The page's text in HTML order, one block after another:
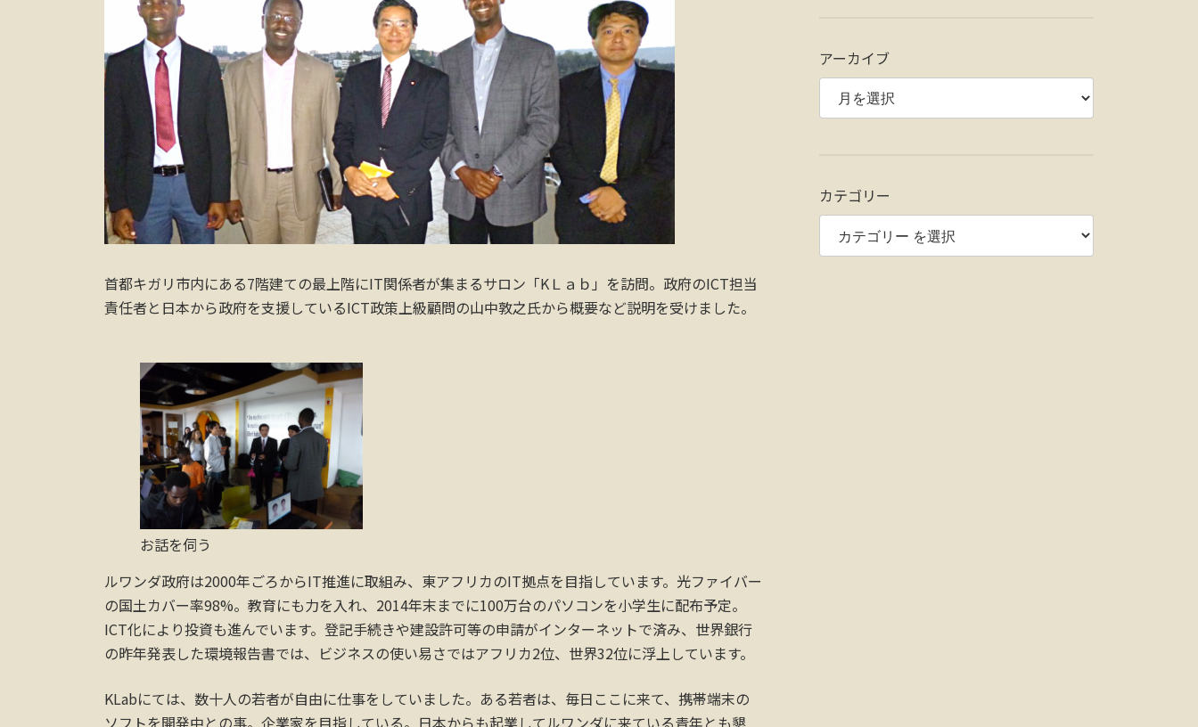
首都キガリ市内にある7階建ての最上階にIT関係者が集まるサロン「KＬａｂ」を訪問。政府のICT担当
責任者と日本から政府を支援しているICT政策上級顧問の山中敦之氏から概要など説明を受けました。
お話を伺う
ルワンダ政府は2000年ごろからIT推進に取組み、東アフリカのIT拠点を目指しています。光ファイバー
の国土カバー率98%。教育にも力を入れ、2014年末までに100万台のパソコンを小学生に配布予定。
ICT化により投資も進んでいます。登記手続きや建設許可等の申請がインターネットで済み、世界銀行
の昨年発表した環境報告書では、ビジネスの使い易さではアフリカ2位、世界32位に浮上しています。
KLabにては、数十人の若者が自由に仕事をしていました。ある若者は、毎日ここに来て、携帯端末の
ソフトを開発中との事。企業家を目指している。日本からも起業してルワンダに来ている青年とも懇
アーカイブ
カテゴリー